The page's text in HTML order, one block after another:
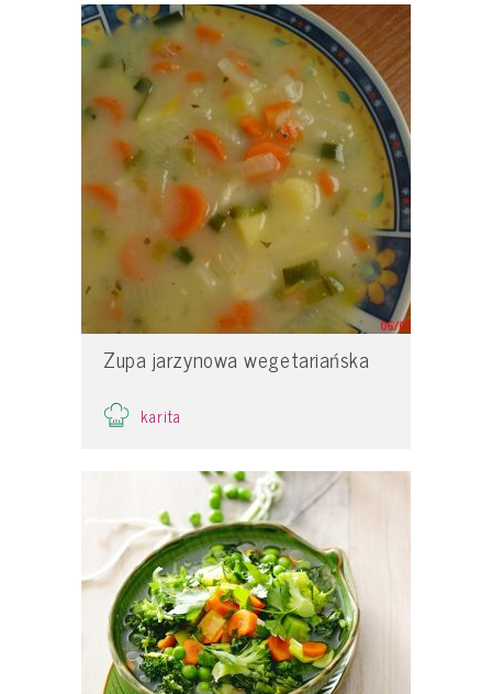
Zupa jarzynowa wegetariańska
karita